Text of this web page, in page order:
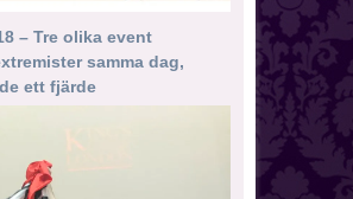
– Tre olika event
samma dag,
ett fjärde